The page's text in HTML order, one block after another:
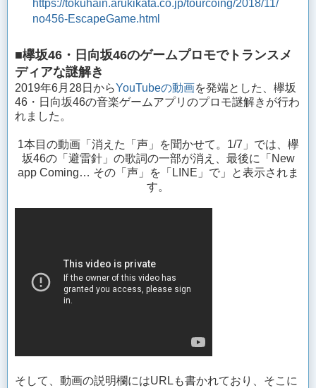
https://tokuhain.arukikata.co.jp/tourcoing/2018/11/
no456-EscapeGame.html
■欅坂46・日向坂46のゲームプロモでトランスメ
ディアな謎解き
2019年6月28日からYouTubeの動画を発端とした、欅坂
46・日向坂46の音楽ゲームアプリのプロモ謎解きが行わ
れました。
1本目の動画「消えた「声」を聞かせて。1/7」では、欅
坂46の「避雷針」の歌詞の一部が消え、最後に「New
app Coming… その「声」を「LINE」で」と表示されま
す。
そして、動画の説明欄にはURLも書かれており、そこに